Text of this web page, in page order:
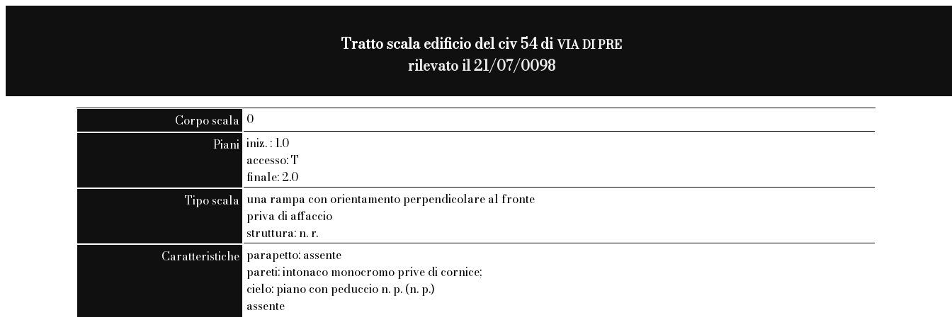
Tratto scala edificio del civ 54 diVIA DI PRE
rilevato il 21/07/0098
Corpo scala 0
Piani iniz. : 1.0
accesso: T
finale: 2.0
Tipo scala una rampa con orientamento perpendicolare al fronte
priva di affaccio
struttura: n. r.
Caratteristiche parapetto: assente
pareti: intonaco monocromo prive di cornice;
cielo: piano con peduccio n. p. (n. p.)
assente